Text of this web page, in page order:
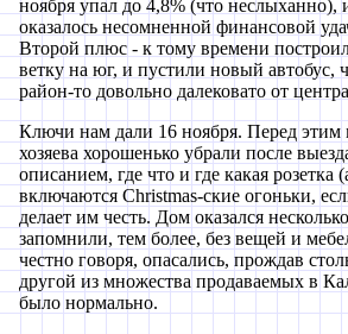
ноября упал до 4,8% (что неслыханно),
оказалось несомненной финансовой
Второй плюс - к тому времени
ветку на юг, и пустили новый
район-то довольно далековато от
Ключи нам дали 16 ноября. Перед
хозяева хорошенько убрали после
описанием, где что и где какая
включаются Christmas-ские огоньки,
делает им честь. Дом оказался
запомнили, тем более, без вещей и
честно говоря, опасались, прождав
другой из множества продаваемых в
было нормально.